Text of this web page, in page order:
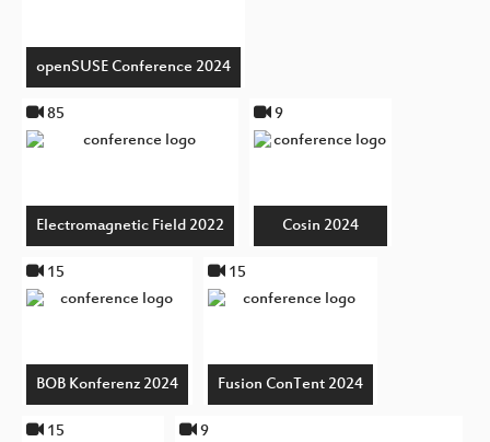
openSUSE Conference 2024
85
Electromagnetic Field 2022
9
Cosin 2024
15
BOB Konferenz 2024
15
Fusion ConTent 2024
15 9